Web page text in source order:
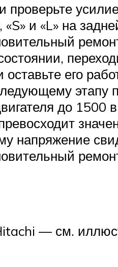
проверьте
«S» и «L» на
оставьте его
этапу
до 1500
напряжение
— см.